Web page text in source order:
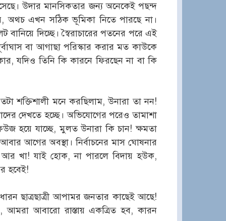
উদার মানসিকতার জন্য অনেকেই পছন্দ
অথচ এখন সঠিক ভূমিকা নিতে পারছে না।
দিচ্ছে। স্বৈরাচারের পতনের পরে এই
বা আগাছা পরিস্কার করার মত কাউকে
যদিও তিনি কি কারনে ফিরছেন না বা কি
শক্তিশালী মনে করছিলাম, উনারা তা নন!
দেখতে হচ্ছে। অভিযোগের পরেও তামাশা
হয়ে যাচ্ছে, মুলত উনারা কি চান! ক্ষমতা
আগের অবস্থা। নির্বাচনের মাস ঘোষনার
খা! যাই হোক, না পারলে বিদায় হউক,
হবেই!
ছাত্রছাত্রী আপামর জনতার কাছেই আছে!
আবারো রাস্তায় একত্রিত হব, কারন